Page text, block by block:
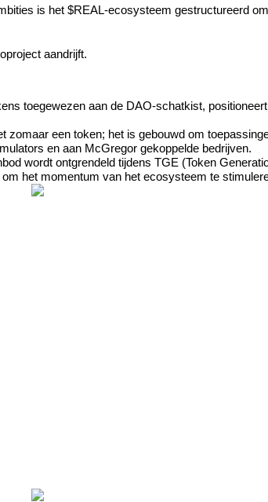
is het $REAL-ecosysteem gestructureerd
aandrijft.
toegewezen aan de DAO-schatkist,
zomaar een token; het is gebouwd om
en aan McGregor gekoppelde bedrijven.
wordt ontgrendeld tijdens TGE (Token
het momentum van het ecosysteem te